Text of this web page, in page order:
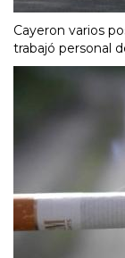
Cayeron varios
trabajó personal